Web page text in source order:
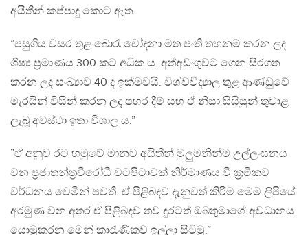
අයිතීන් කප්පාදු කොට ඇත.
”පසුගිය වසර තුළ බොරැ චෝදනා මත පංති තහනම් කරන ලද
ශිෂ්‍ය ප්‍රමාණය 300 කට අධික ය. අත්අඩංගුවට ගෙන සිරගත
කරන ලද සංඛ්‍යාව 40 ද ඉක්මවයි. විශ්වවිද්‍යාල තුළ ආණ්ඩුවේ
මැරයින් විසින් කරන ලද පහර දීම් සහ ඒ නිසා සිසිසුන් තුවාළ
ලැබූ අවස්ථා ඉතා විශාල ය.”
”ඒ අනුව රට හමුවේ මානව අයිතීන් මුලුමනින්ම උල්ලංඝනය
වන ප්‍රජාතන්ත්‍රවිරෝධී වටපිටාවක් නිර්මාණය වී ක්‍රමිකව
වර්ධනය වෙමින් පවතී. ඒ පිළිබදව දැනුවත් කිරීම ‍මෙම ලිපියේ
අරමුණ වන අතර ඒ පිළිබදව තව දුරටත් ඔබතුමාගේ අවධානය
යොමුකරන මෙන් කාරැණිකව ඉල්ලා සිටිමු.”